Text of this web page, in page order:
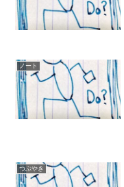
ノート
つぶやき